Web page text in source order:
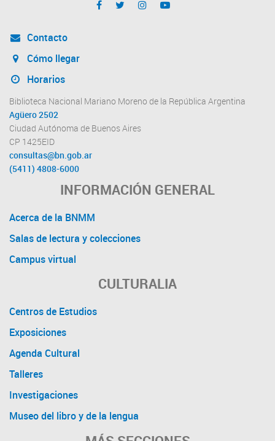
Contacto
Cómo llegar
Horarios
Biblioteca Nacional Mariano Moreno de la República Argentina
Agüero 2502
Ciudad Autónoma de Buenos Aires
CP 1425EID
consultas@bn.gob.ar
(5411) 4808-6000
INFORMACIÓN GENERAL
Acerca de la BNMM
Salas de lectura y colecciones
Campus virtual
CULTURALIA
Centros de Estudios
Exposiciones
Agenda Cultural
Talleres
Investigaciones
Museo del libro y de la lengua